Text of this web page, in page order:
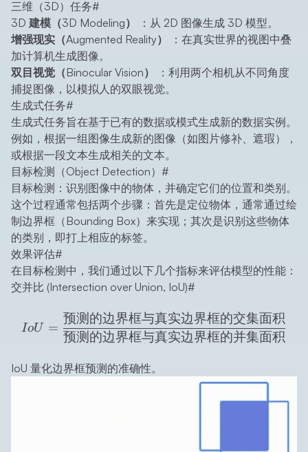
三维（3D）任务#
3D 建模（3D Modeling）
：从 2D 图像生成 3D 模型。
增强现实（Augmented Reality）
：在真实世界的视图中叠
加计算机生成图像。
双目视觉（Binocular Vision）
：利用两个相机从不同角度
捕捉图像，以模拟人的双眼视觉。
生成式任务#
生成式任务旨在基于已有的数据或模式生成新的数据实例。
例如，根据一组图像生成新的图像（如图片修补、遮瑕），
或根据一段文本生成相关的文本。
目标检测（Object Detection） #
目标检测：识别图像中的物体，并确定它们的位置和类别。
这个过程通常包括两个步骤：首先是定位物体，通常通过绘
制边界框（Bounding Box）来实现；其次是识别这些物体
的类别，即打上相应的标签。
效果评估#
在目标检测中，我们通过以下几个指标来评估模型的性能：
交并比 (Intersection over Union, IoU)#
IoU=\frac{\text{预测的边
IoU =
预测的边界框与真实边界框的并集面积
预测的边界框与真实边界框的交集面积
IoU 量化边界框预测的准确性。